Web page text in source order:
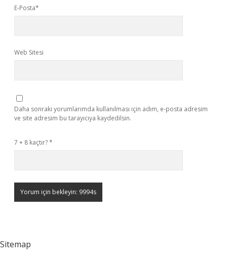
E-Posta*
Web Sitesi
Daha sonraki yorumlarımda kullanılması için adım, e-posta adresim
ve site adresim bu tarayıcıya kaydedilsin.
7 + 8 kaçtır?*
Sitemap